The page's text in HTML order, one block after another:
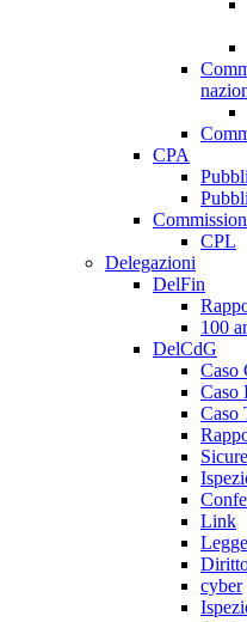
CPA
CPL
Delegazioni
DelFin
100
DelCdG
Caso
Caso
Caso
Link
cyber